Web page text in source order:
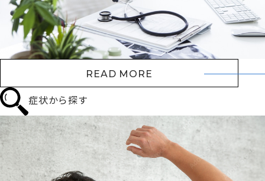
READ MORE
症状から探す